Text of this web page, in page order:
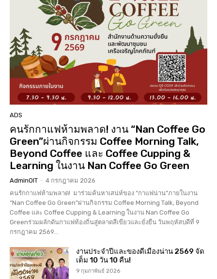
ADS
คนรักกาแฟห้ามพลาด! งาน “Nan Coffee Go
Green”ผ่านกิจกรรม Coffee Morning Talk,
Beyond Coffee และ Coffee Cupping &
Learning ในงาน Nan Coffee Go Green
AdminOIT - 4 กรกฎาคม 2026
คนรักกาแฟห้ามพลาด! มาร่วมค้นหาเสน่ห์ของ “กาแฟน่าน”ภายในงาน
“Nan Coffee Go Green”ผ่านกิจกรรม Coffee Morning Talk, Beyond
Coffee และ Coffee Cupping & Learning ในงาน Nan Coffee Go
Greenร่วมผลักดันกาแฟท้องถิ่นสู่ตลาดสีเขียวและยั่งยืน วันพฤหัสบดีที่ 9
กรกฎาคม 2569...
งานประจำปีและของดีเมืองน่าน 2569 จัด
เต็ม 10 วัน 10 คืน!
9 กุมภาพันธ์ 2026